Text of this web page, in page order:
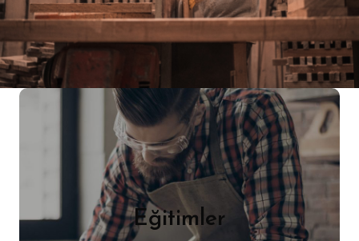
Eğitimler
Eğitimler
Acil Durum Tatbikatları, Hijyen
Eğitimleri, İlk Yardım Eğitimleri, İş
Sağlığı ve Güvenliği Temel Eğitimleri,
Mesleki Yeterlilik Eğitimleri, Patlamadan